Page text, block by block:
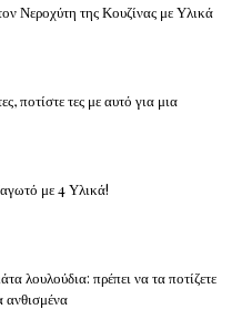
Νεροχύτη της Κουζίνας με Υλικά
ποτίστε τες με αυτό για μια
με 4 Υλικά!
λουλούδια: πρέπει να τα ποτίζετε
ανθισμένα